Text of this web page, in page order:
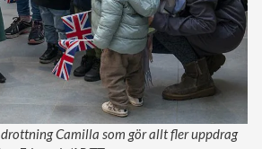
Camilla som gör allt fler uppdrag